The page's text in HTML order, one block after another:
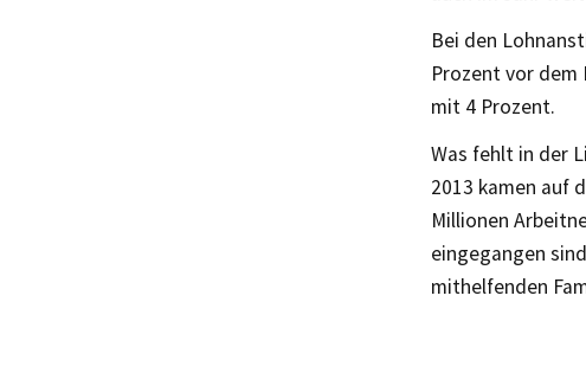
Bei den
Prozent vor dem
mit 4 Prozent.
Was fehlt in der
2013 kamen auf
Millionen
eingegangen
mithelfenden